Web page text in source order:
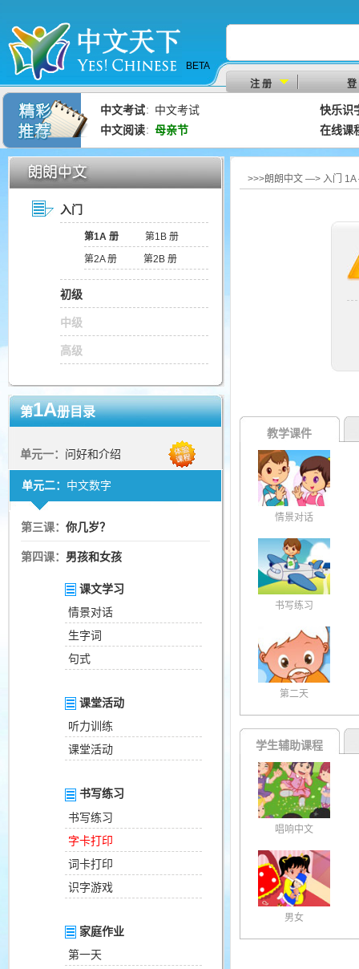
BETA
注 册
登
中文考试： 中文考试
快乐识
中文阅读： 母亲节 在线课
入门
第1A 册
第1B 册
第2A 册
第2B 册
初级
中级
高级
第1A册目录
单元一： 问好和介绍
单元二： 中文数字
第三课： 你几岁？
第四课： 男孩和女孩
课文学习
情景对话
生字词
句式
课堂活动
听力训练
课堂活动
书写练习
书写练习
字卡打印
词卡打印
识字游戏
家庭作业
第一天
>>>朗朗中文 —> 入门
教学课件
情景对话
书写练习
第二天
学生辅助课程
唱响中文
男女